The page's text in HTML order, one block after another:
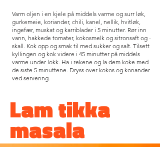
Varm oljen i en kjele på middels varme og surr løk,
gurkemeie, koriander, chili, kanel, nellik, hvitløk,
ingefær, muskat og karriblader i 5 minutter. Rør inn
vann, hakkede tomater, kokosmelk og sitronsaft og -
skall. Kok opp og smak til med sukker og salt. Tilsett
kyllingen og kok videre i 45 minutter på middels
varme under lokk. Ha i rekene og la dem koke med
de siste 5 minuttene. Dryss over kokos og koriander
ved servering.
Lam tikka
masala